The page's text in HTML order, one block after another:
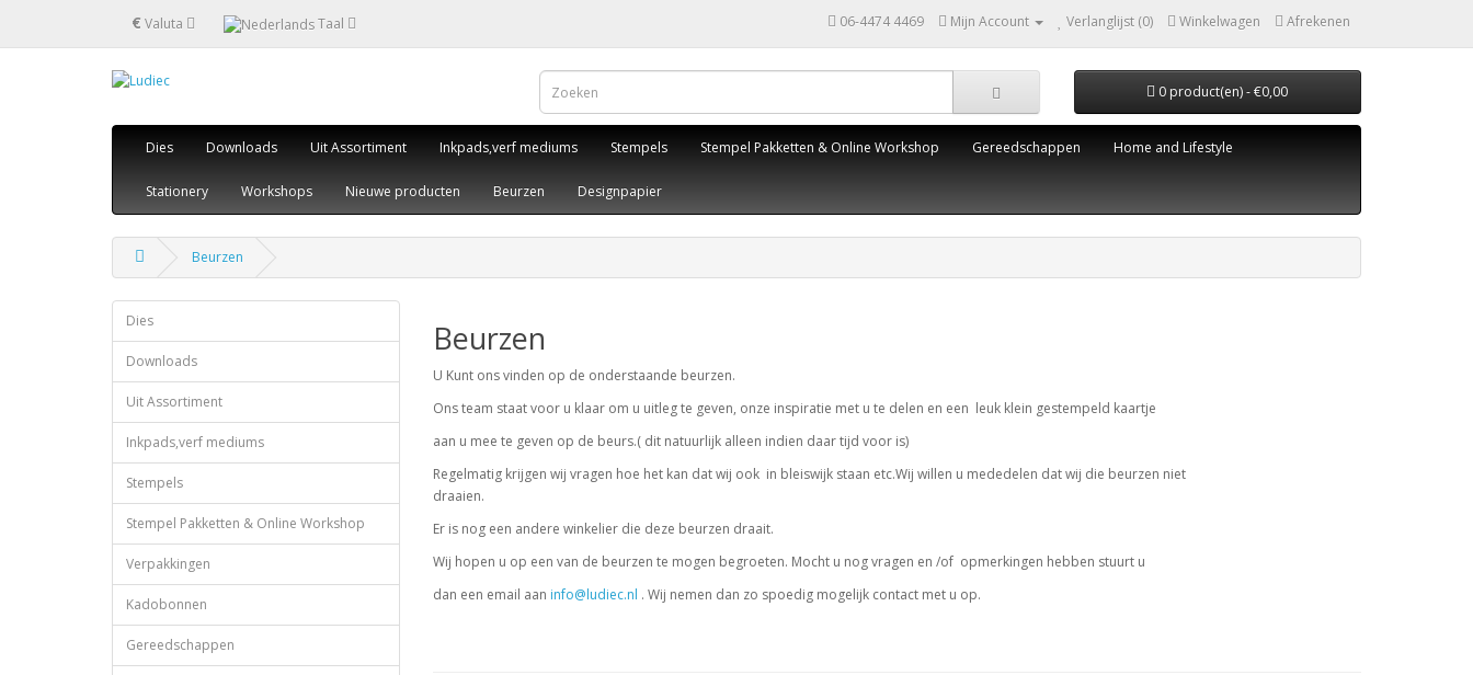
€ Valuta Taal 06-4474 4469 Mijn Account Verlanglijst (0) Winkelwagen Afrekenen
0 product(en) - €0,00
Dies Downloads Uit Assortiment Inkpads,verf mediums Stempels Stempel Pakketten & Online Workshop Gereedschappen Home and Lifestyle
Stationery Workshops Nieuwe producten Beurzen Designpapier
Beurzen
Dies
Downloads
Uit Assortiment
Inkpads,verf mediums
Stempels
Stempel Pakketten & Online Workshop
Verpakkingen
Kadobonnen
Gereedschappen
Beurzen
U Kunt ons vinden op de onderstaande beurzen.
Ons team staat voor u klaar om u uitleg te geven, onze inspiratie met u te delen en een leuk klein gestempeld kaartje
aan u mee te geven op de beurs.( dit natuurlijk alleen indien daar tijd voor is)
Regelmatig krijgen wij vragen hoe het kan dat wij ook in bleiswijk staan etc.Wij willen u mededelen dat wij die beurzen niet
draaien.
Er is nog een andere winkelier die deze beurzen draait.
Wij hopen u op een van de beurzen te mogen begroeten. Mocht u nog vragen en /of opmerkingen hebben stuurt u
dan een email aan info@ludiec.nl . Wij nemen dan zo spoedig mogelijk contact met u op.